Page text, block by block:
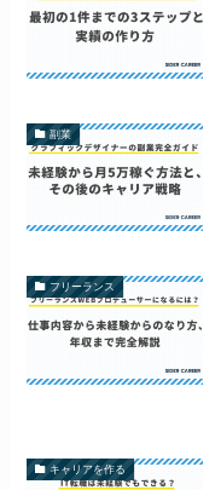
副業
フリーランス
キャリアを作る